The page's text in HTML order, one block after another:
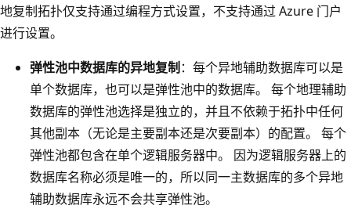
地复制拓扑仅支持通过编程方式设置，不支持通过 Azure 门户
进行设置。
弹性池中数据库的异地复制：每个异地辅助数据库可以是
单个数据库，也可以是弹性池中的数据库。 每个地理辅助
数据库的弹性池选择是独立的，并且不依赖于拓扑中任何
其他副本（无论是主要副本还是次要副本）的配置。 每个
弹性池都包含在单个逻辑服务器中。 因为逻辑服务器上的
数据库名称必须是唯一的，所以同一主数据库的多个异地
辅助数据库永远不会共享弹性池。